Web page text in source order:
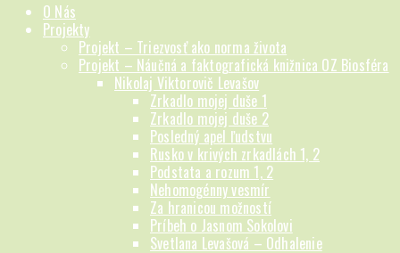
O Nás
Projekty
Projekt – Triezvosť ako norma života
Projekt – Náučná a faktografická knižnica OZ Biosféra
Nikolaj Viktorovič Levašov
Zrkadlo mojej duše 1
Zrkadlo mojej duše 2
Posledný apel ľudstvu
Rusko v krivých zrkadlách 1, 2
Podstata a rozum 1, 2
Nehomogénny vesmír
Za hranicou možností
Príbeh o Jasnom Sokolovi
Svetlana Levašová – Odhalenie